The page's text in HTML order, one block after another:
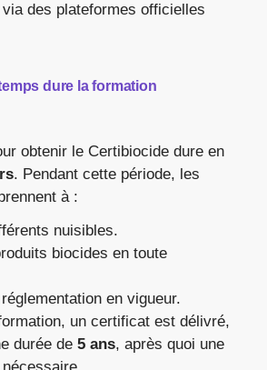
via des plateformes officielles
dure la formation
obtenir le Certibiocide dure en
. Pendant cette période, les
à :
nuisibles.
biocides en toute
en vigueur.
un certificat est délivré,
durée de 5 ans, après quoi une